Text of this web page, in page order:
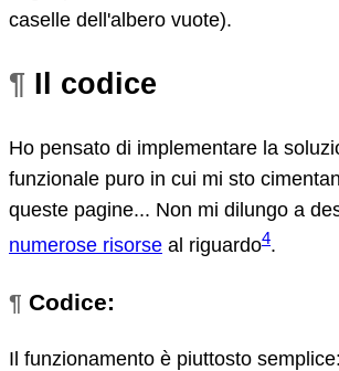
caselle dell'albero vuote).
¶ Il codice
Ho pensato di implementare la
funzionale puro in cui mi sto
queste pagine... Non mi dilungo a
numerose risorse al riguardo4.
¶ Codice:
Il funzionamento è piuttosto